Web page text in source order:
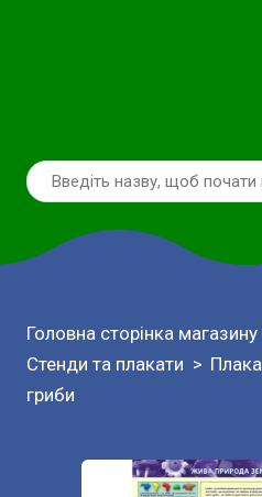
Головна сторінка магазину
Стенди та плакати
гриби